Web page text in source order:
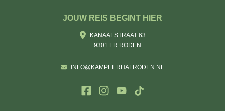
JOUW REIS BEGINT HIER
KANAALSTRAAT 63
9301 LR RODEN
INFO@KAMPEERHALRODEN.NL